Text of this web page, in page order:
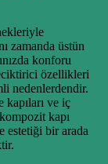
zamanda üstün
konforu
özellikleri
nedenlerdendir.
kapıları ve iç
kapı
estetiği bir arada